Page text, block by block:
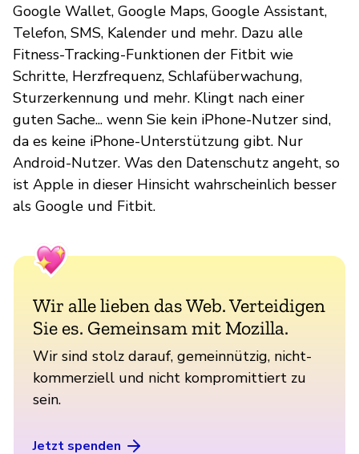
Google Wallet, Google Maps, Google Assistant,
Telefon, SMS, Kalender und mehr. Dazu alle
Fitness-Tracking-Funktionen der Fitbit wie
Schritte, Herzfrequenz, Schlafüberwachung,
Sturzerkennung und mehr. Klingt nach einer
guten Sache... wenn Sie kein iPhone-Nutzer sind,
da es keine iPhone-Unterstützung gibt. Nur
Android-Nutzer. Was den Datenschutz angeht, so
ist Apple in dieser Hinsicht wahrscheinlich besser
als Google und Fitbit.
Wir alle lieben das Web. Verteidigen
Sie es. Gemeinsam mit Mozilla.
Wir sind stolz darauf, gemeinnützig, nicht-
kommerziell und nicht kompromittiert zu
sein.
Jetzt spenden